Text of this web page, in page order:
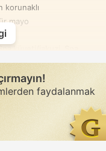
korunaklı
mayo
faydalanmak